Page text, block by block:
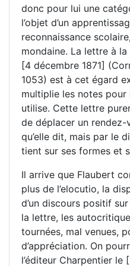
donc pour lui une
l’objet d’un
reconnaissance
mondaine. La lettre à
[4 décembre 1871]
1053) est à cet égard
multiplie les notes pour
utilise. Cette lettre
de déplacer un
qu’elle dit, mais par le
tient sur ses formes et
Il arrive que Flaubert
plus de l’elocutio, la
d’un discours positif
la lettre, les
tournées, mal venues,
d’appréciation. On
l’éditeur Charpentier le